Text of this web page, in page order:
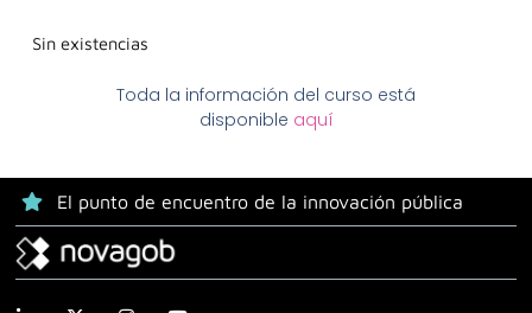
Sin existencias
Toda la información del curso está
disponible aquí
El punto de encuentro de la innovación pública